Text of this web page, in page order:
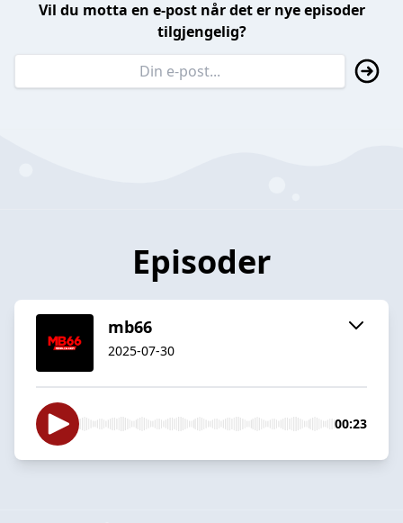
Vil du motta en e-post når det er nye episoder
tilgjengelig?
Episoder
mb66
2025-07-30
00:23